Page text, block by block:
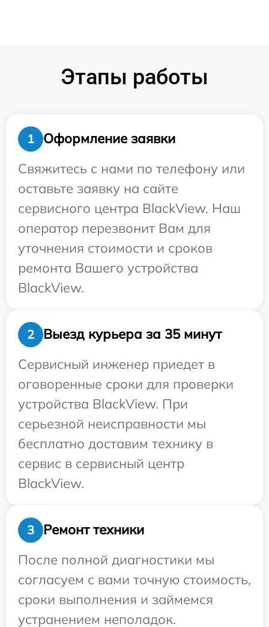
Этапы работы
1
Оформление заявки
Свяжитесь с нами по телефону или
оставьте заявку на сайте
сервисного центра BlackView. Наш
оператор перезвонит Вам для
уточнения стоимости и сроков
ремонта Вашего устройства
BlackView.
2
Выезд курьера за 35 минут
Сервисный инженер приедет в
оговоренные сроки для проверки
устройства BlackView. При
серьезной неисправности мы
бесплатно доставим технику в
сервис в сервисный центр
BlackView.
3
Ремонт техники
После полной диагностики мы
согласуем с вами точную стоимость,
сроки выполнения и займемся
устранением неполадок.